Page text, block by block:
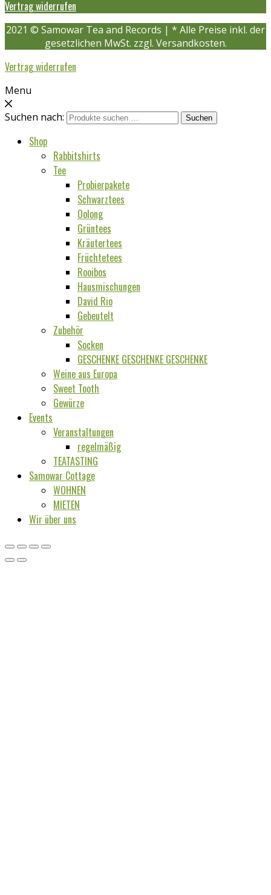
Vertrag widerrufen
2021 © Samowar Tea and Records | * Alle Preise inkl. der
gesetzlichen MwSt. zzgl. Versandkosten.
Vertrag widerrufen
Menu
Suchen nach:
Suchen
Shop
Rabbitshirts
Tee
Probierpakete
Schwarztees
Oolong
Grüntees
Kräutertees
Früchtetees
Rooibos
Hausmischungen
David Rio
Gebeutelt
Zubehör
Socken
GESCHENKE GESCHENKE GESCHENKE
Weine aus Europa
Sweet Tooth
Gewürze
Events
Veranstaltungen
regelmäßig
TEATASTING
Samowar Cottage
WOHNEN
MIETEN
Wir über uns